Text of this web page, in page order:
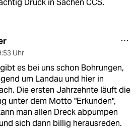
Druck in Sachen CCS.
Uhr
es bei uns schon Bohrungen,
um Landau und hier in
Die ersten Jahrzehnte läuft die
unter dem Motto "Erkunden",
man allen Dreck abpumpen
sich dann billig herausreden.